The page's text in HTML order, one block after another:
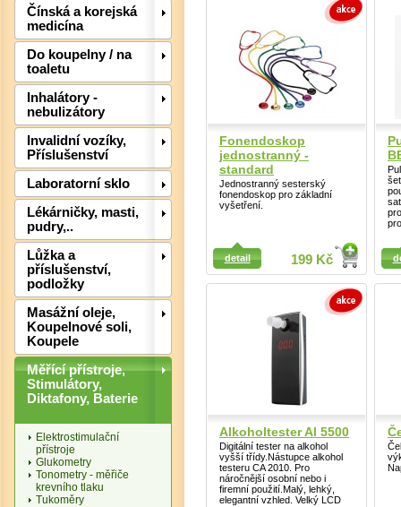
Čínská a korejská
medicína
Do koupelny / na
toaletu
Inhalátory -
nebulizátory
Invalidní vozíky,
Příslušenství
Laboratorní sklo
Lékárničky, masti,
pudry,..
Lůžka a
příslušenství,
podložky
Masážní oleje,
Koupelnové soli,
Koupele
Měřící přístroje,
Stimulátory,
Diktafony, Baterie
Elektrostimulační
přístroje
Glukometry
Tonometry - měřiče
krevního tlaku
Tukoměry
Fonendoskop
jednostranný -
standard
Jednostranný sesterský
fonendoskop pro základní
vyšetření.
199 Kč
detail
Detail
Alkoholtester Al 5500
Digitální tester na alkohol
vyšší třídy.Nástupce alkohol
testeru CA 2010. Pro
náročnější osobní nebo i
firemní použití.Malý, lehký,
elegantní vzhled. Velký LCD